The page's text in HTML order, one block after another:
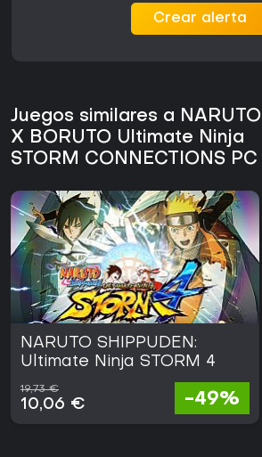
Crear alerta
Juegos similares a NARUTO
X BORUTO Ultimate Ninja
STORM CONNECTIONS PC
NARUTO SHIPPUDEN:
Ultimate Ninja STORM 4
19,73 €
10,06 € -49%